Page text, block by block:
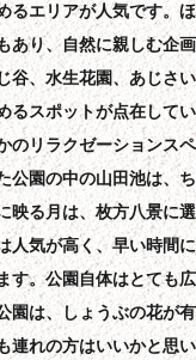
るエリアが人気です。ほ
あり、自然に親しむ企画
谷、水生花園、あじさい
るスポットが点在してい
のリラクゼーションスペ
公園の中の山田池は、ち
映る月は、枚方八景に選
人気が高く、早い時間に
す。公園自体はとても広
園は、しょうぶの花が有
連れの方はいいかと思い